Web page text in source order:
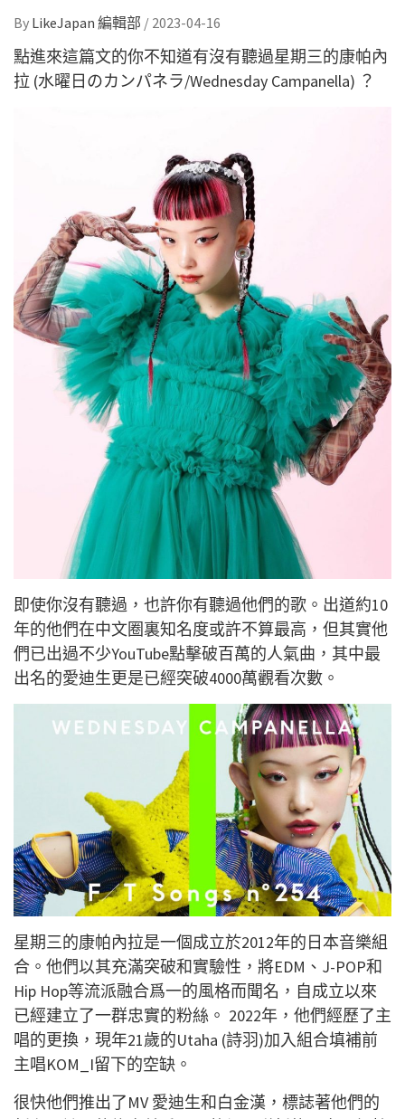
By LikeJapan 編輯部 / 2023-04-16
點進來這篇文的你不知道有沒有聽過星期三的康帕內
拉 (水曜日のカンパネラ/Wednesday Campanella) ？
即使你沒有聽過，也許你有聽過他們的歌。出道約10
年的他們在中文圈裏知名度或許不算最高，但其實他
們已出過不少YouTube點擊破百萬的人氣曲，其中最
出名的愛迪生更是已經突破4000萬觀看次數。
星期三的康帕內拉是一個成立於2012年的日本音樂組
合。他們以其充滿突破和實驗性，將EDM、J-POP和
Hip Hop等流派融合爲一的風格而聞名，自成立以來
已經建立了一群忠實的粉絲。 2022年，他們經歷了主
唱的更換，現年21歲的Utaha (詩羽)加入組合填補前
主唱KOM_I留下的空缺。
很快他們推出了MV 愛迪生和白金漢，標誌著他們的